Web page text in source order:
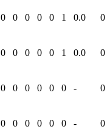
0 0 0 0 0 1 0.0 0
0 0 0 0 0 1 0.0 0
0 0 0 0 0 0 - 0
0 0 0 0 0 0 - 0